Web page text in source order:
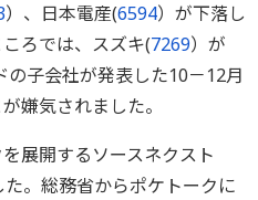
）、日本電産(6594）が下落し
ろでは、スズキ(7269）が
子会社が発表した10－12月
嫌気されました。
展開するソースネクスト
。総務省からポケトークに